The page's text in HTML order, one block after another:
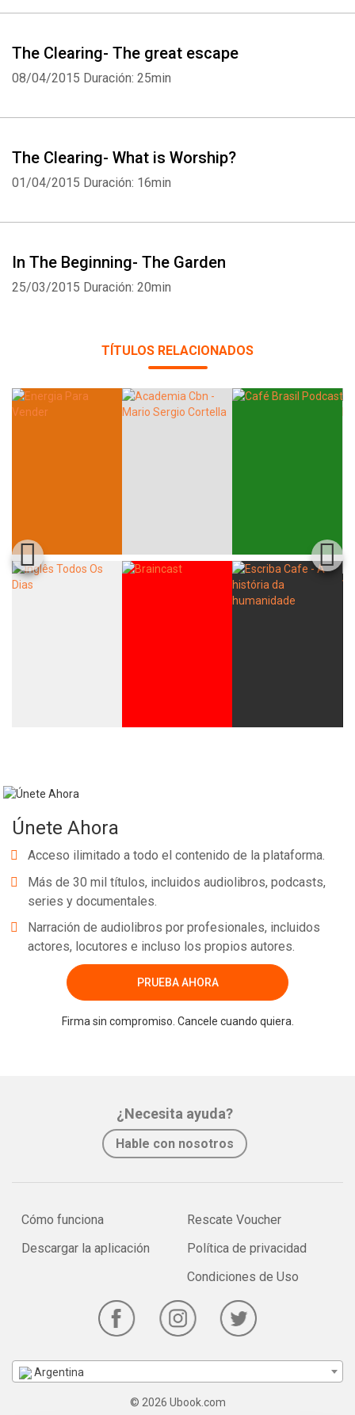
The Clearing- The great escape
08/04/2015 Duración: 25min
The Clearing- What is Worship?
01/04/2015 Duración: 16min
In The Beginning- The Garden
25/03/2015 Duración: 20min
TÍTULOS RELACIONADOS
Únete Ahora
Acceso ilimitado a todo el contenido de la plataforma.
Más de 30 mil títulos, incluidos audiolibros, podcasts,
series y documentales.
Narración de audiolibros por profesionales, incluidos
actores, locutores e incluso los propios autores.
PRUEBA AHORA
Firma sin compromiso. Cancele cuando quiera.
¿Necesita ayuda?
Hable con nosotros
Cómo funciona
Descargar la aplicación
Rescate Voucher
Política de privacidad
Condiciones de Uso
Argentina
© 2026 Ubook.com